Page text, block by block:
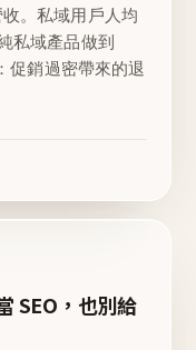
。私域用戶人均
私域產品做到
促銷過密帶來的退
SEO，也別給